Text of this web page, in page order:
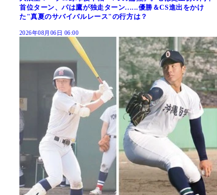
首位ターン、パは鷹が独走ターン......優勝＆CS進出をかけ
た"真夏のサバイバルレース"の行方は？
2026年08月06日 06:00